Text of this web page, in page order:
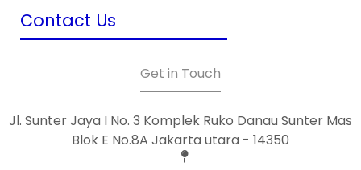
Contact Us
Get in Touch
Jl. Sunter Jaya I No. 3 Komplek Ruko Danau Sunter Mas
Blok E No.8A Jakarta utara - 14350